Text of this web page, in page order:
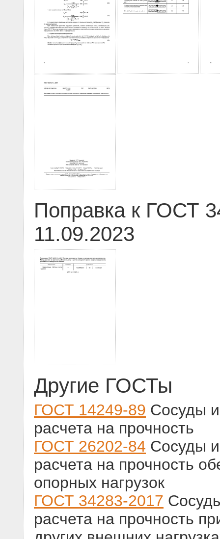
Поправка к ГОСТ
11.09.2023
Другие ГОСТы
ГОСТ 14249-89 Сосуды
расчета на прочность
ГОСТ 26202-84 Сосуды
расчета на прочность
опорных нагрузок
ГОСТ 34283-2017
расчета на прочность